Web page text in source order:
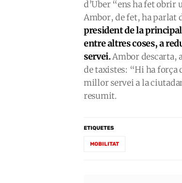
d’Uber “ens ha fet obrir
Ambor, de fet, ha parlat
president de la
entre altres coses, a
servei.Ambor descarta,
de taxistes: “Hi ha força
millor servei a la
resumit.
ETIQUETES
MOBILITAT